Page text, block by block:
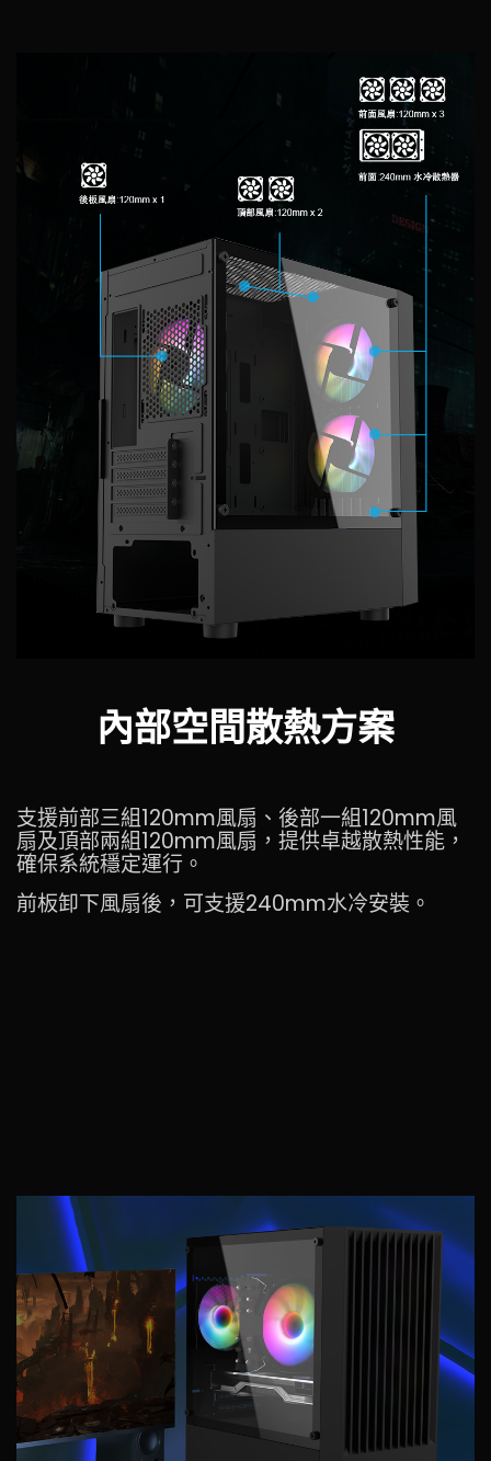
內部空間散熱方案
支援前部三組120mm風扇、後部一組120mm風
扇及頂部兩組120mm風扇，提供卓越散熱性能，
確保系統穩定運行。
前板卸下風扇後，可支援240mm水冷安裝。